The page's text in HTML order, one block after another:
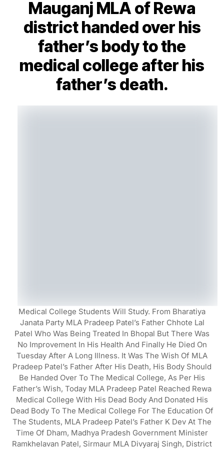
Mauganj MLA of Rewa
district handed over his
father’s body to the
medical college after his
father’s death.
Medical College Students Will Study. From Bharatiya
Janata Party MLA Pradeep Patel’s Father Chhote Lal
Patel Who Was Being Treated In Bhopal But There Was
No Improvement In His Health And Finally He Died On
Tuesday After A Long Illness. It Was The Wish Of MLA
Pradeep Patel’s Father After His Death, His Body Should
Be Handed Over To The Medical College, As Per His
Father’s Wish, Today MLA Pradeep Patel Reached Rewa
Medical College With His Dead Body And Donated His
Dead Body To The Medical College For The Education Of
The Students, MLA Pradeep Patel’s Father K Dev At The
Time Of Dham, Madhya Pradesh Government Minister
Ramkhelavan Patel, Sirmaur MLA Divyaraj Singh, District